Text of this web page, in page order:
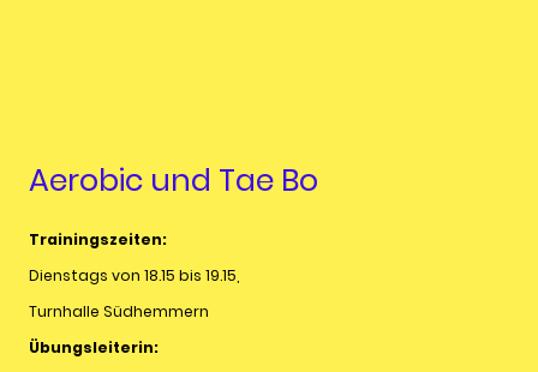
Aerobic und Tae Bo
Trainingszeiten:
Dienstags von 18.15 bis 19.15,
Turnhalle Südhemmern
Übungsleiterin: